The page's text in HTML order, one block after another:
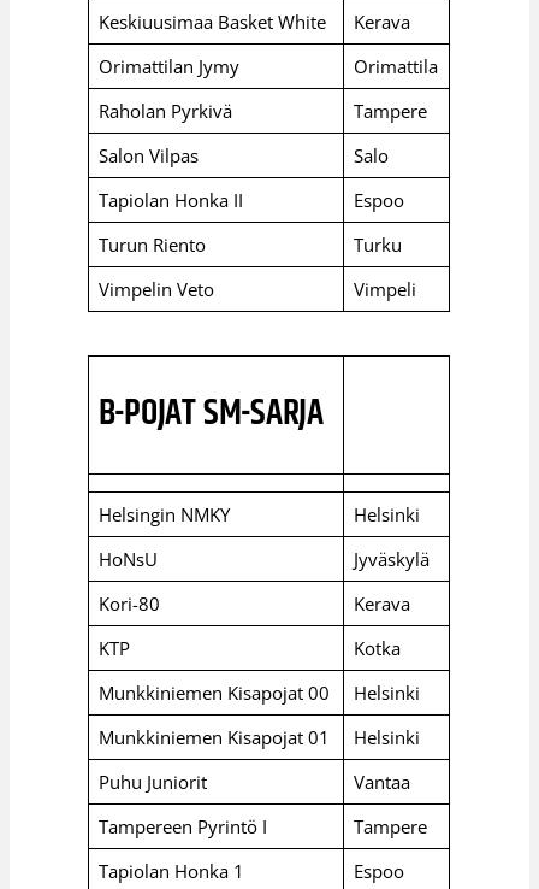
Keskiuusimaa Basket White
Kerava
Orimattilan Jymy
Orimattila
Raholan Pyrkivä
Tampere
Salon Vilpas
Salo
Tapiolan Honka II
Espoo
Turun Riento
Turku
Vimpelin Veto
Vimpeli
B-POJAT SM-SARJA
Helsingin NMKY
Helsinki
HoNsU
Jyväskylä
Kori-80
Kerava
KTP
Kotka
Munkkiniemen Kisapojat 00
Helsinki
Munkkiniemen Kisapojat 01
Helsinki
Puhu Juniorit
Vantaa
Tampereen Pyrintö I
Tampere
Tapiolan Honka 1
Espoo